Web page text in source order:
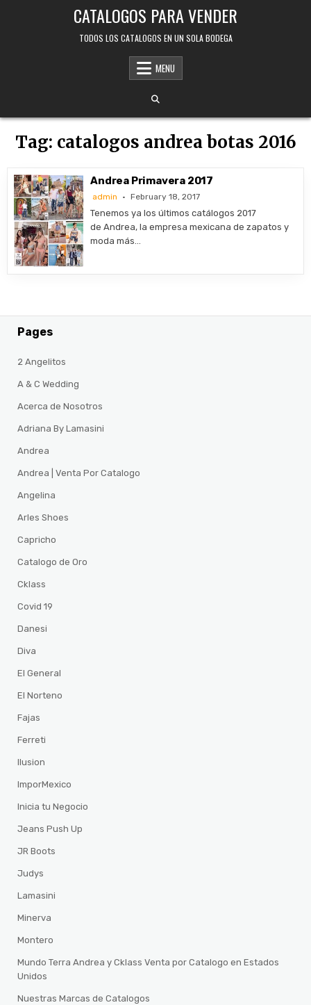
CATALOGOS PARA VENDER
TODOS LOS CATALOGOS EN UN SOLA BODEGA
MENU
Tag: catalogos andrea botas 2016
Andrea Primavera 2017
admin February 18, 2017
Tenemos ya los últimos catálogos 2017
de Andrea, la empresa mexicana de zapatos y
moda más…
Pages
2 Angelitos
A & C Wedding
Acerca de Nosotros
Adriana By Lamasini
Andrea
Andrea | Venta Por Catalogo
Angelina
Arles Shoes
Capricho
Catalogo de Oro
Cklass
Covid 19
Danesi
Diva
El General
El Norteno
Fajas
Ferreti
Ilusion
ImporMexico
Inicia tu Negocio
Jeans Push Up
JR Boots
Judys
Lamasini
Minerva
Montero
Mundo Terra Andrea y Cklass Venta por Catalogo en Estados
Unidos
Nuestras Marcas de Catalogos